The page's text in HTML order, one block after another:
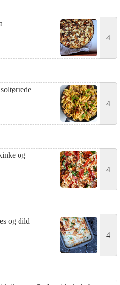
4
4
og
4
og dild
4